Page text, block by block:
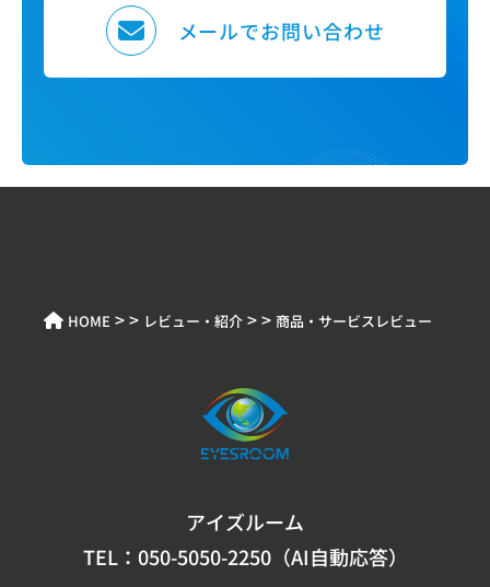
メールでお問い合わせ
HOME > > レビュー・紹介 > > 商品・サービスレビュー
アイズルーム
TEL： 050-5050-2250（AI自動応答）